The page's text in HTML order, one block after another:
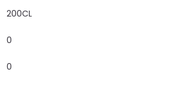
200CL
0
0